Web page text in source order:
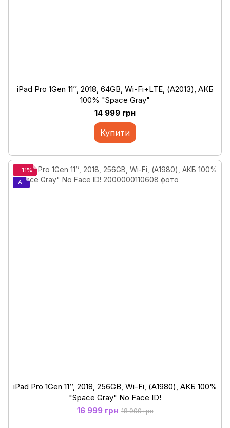
iPad Pro 1Gen 11’’, 2018, 64GB, Wi-Fi+LTE, (А2013), АКБ
100% "Space Gray"
14 999 грн
Купити
−11%
A-
iPad Pro 1Gen 11’’, 2018, 256GB, Wi-Fi, (А1980), АКБ 100%
"Space Gray" No Face ID!
16 999 грн 18 999 грн